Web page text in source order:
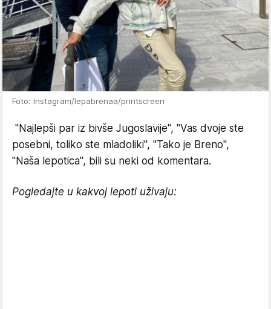
Foto: Instagram/lepabrenaa/printscreen
"Najlepši par iz bivše Jugoslavije", "Vas dvoje ste
posebni, toliko ste mladoliki", "Tako je Breno",
"Naša lepotica", bili su neki od komentara.
Pogledajte u kakvoj lepoti uživaju: